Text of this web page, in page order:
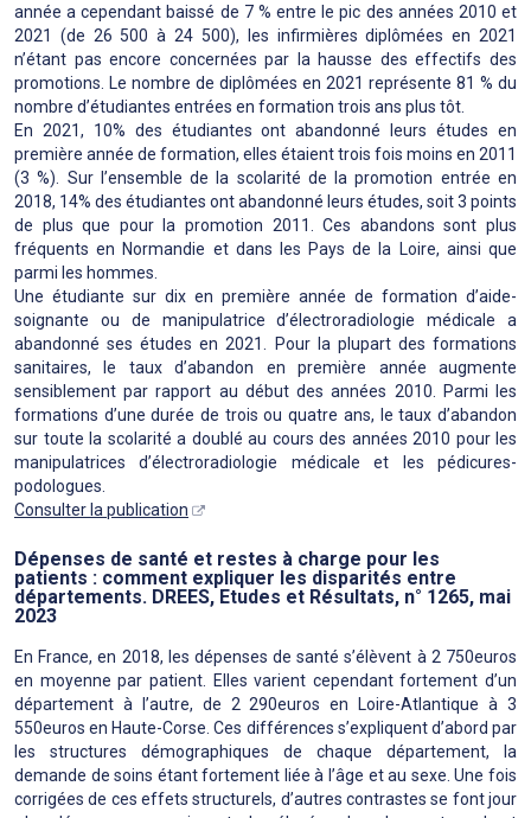
année a cependant baissé de 7 % entre le pic des années 2010 et
2021 (de 26 500 à 24 500), les infirmières diplômées en 2021
n’étant pas encore concernées par la hausse des effectifs des
promotions. Le nombre de diplômées en 2021 représente 81 % du
nombre d’étudiantes entrées en formation trois ans plus tôt.
En 2021, 10% des étudiantes ont abandonné leurs études en
première année de formation, elles étaient trois fois moins en 2011
(3 %). Sur l’ensemble de la scolarité de la promotion entrée en
2018, 14% des étudiantes ont abandonné leurs études, soit 3 points
de plus que pour la promotion 2011. Ces abandons sont plus
fréquents en Normandie et dans les Pays de la Loire, ainsi que
parmi les hommes.
Une étudiante sur dix en première année de formation d’aide-
soignante ou de manipulatrice d’électroradiologie médicale a
abandonné ses études en 2021. Pour la plupart des formations
sanitaires, le taux d’abandon en première année augmente
sensiblement par rapport au début des années 2010. Parmi les
formations d’une durée de trois ou quatre ans, le taux d’abandon
sur toute la scolarité a doublé au cours des années 2010 pour les
manipulatrices d’électroradiologie médicale et les pédicures-
podologues.
Consulter la publication
Dépenses de santé et restes à charge pour les
patients : comment expliquer les disparités entre
départements. DREES, Etudes et Résultats, n° 1265, mai
2023
En France, en 2018, les dépenses de santé s’élèvent à 2 750euros
en moyenne par patient. Elles varient cependant fortement d’un
département à l’autre, de 2 290euros en Loire-Atlantique à 3
550euros en Haute-Corse. Ces différences s’expliquent d’abord par
les structures démographiques de chaque département, la
demande de soins étant fortement liée à l’âge et au sexe. Une fois
corrigées de ces effets structurels, d’autres contrastes se font jour